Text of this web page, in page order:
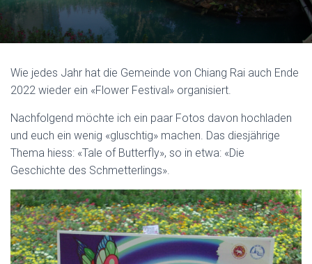
A
E
Wie jedes Jahr hat die Gemeinde von Chiang Rai auch Ende
2022 wieder ein «Flower Festival» organisiert.
Nachfolgend möchte ich ein paar Fotos davon hochladen
und euch ein wenig «gluschtig» machen. Das diesjährige
Thema hiess: «Tale of Butterfly», so in etwa: «Die
Geschichte des Schmetterlings».